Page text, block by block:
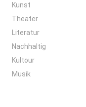
Kunst
Theater
Literatur
Nachhaltig
Kultour
Musik